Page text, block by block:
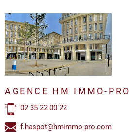
AGENCE HM IMMO-PRO
02 35 22 00 22
f.haspot@hmimmo-pro.com